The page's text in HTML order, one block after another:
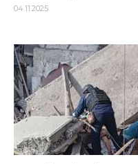
04.11.2025